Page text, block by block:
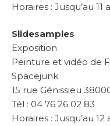
Horaires : Jusqu’au 11
Slidesamples
Exposition
Peinture et vidéo de
Spacejunk
15 rue Génissieu
Tél : 04 76 26 02 83
Horaires : Jusqu’au